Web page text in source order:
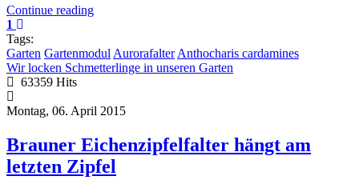
Continue reading
1
Tags:
Garten Gartenmodul Aurorafalter Anthocharis cardamines
Wir locken Schmetterlinge in unseren Garten
63359 Hits
Montag, 06. April 2015
Brauner Eichenzipfelfalter hängt am
letzten Zipfel